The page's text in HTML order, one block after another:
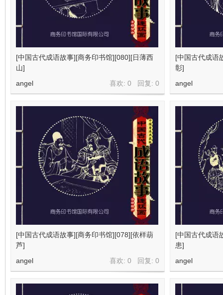
[中国古代成语故事][商务印书馆][080][日薄西
山]
喜欢: 0 回复: 0
angel
[中国古代成语
彰]
angel
[中国古代成语故事][商务印书馆][078][依样葫
芦]
喜欢: 0 回复: 0
angel
[中国古代成语
患]
angel